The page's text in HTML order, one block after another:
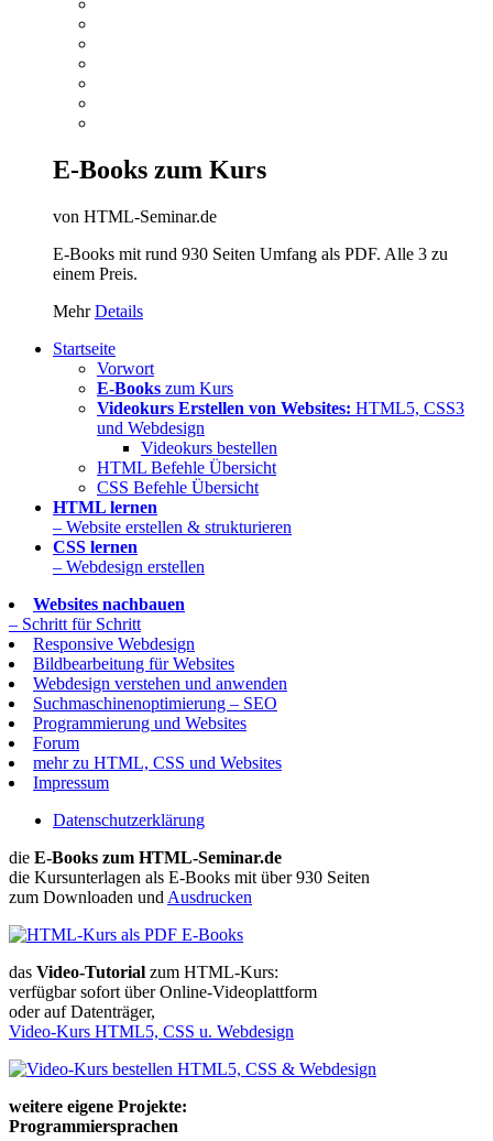
E-Books zum Kurs
von HTML-Seminar.de
E-Books mit rund 930 Seiten Umfang als PDF. Alle 3 zu
einem Preis.
MehrDetails
Startseite
Vorwort
E-Books zum Kurs
Videokurs Erstellen von Websites: HTML5, CSS3
und Webdesign
Videokurs bestellen
HTML Befehle Übersicht
CSS Befehle Übersicht
HTML lernen
– Website erstellen & strukturieren
CSS lernen
– Webdesign erstellen
Websites nachbauen
– Schritt für Schritt
Responsive Webdesign
Bildbearbeitung für Websites
Webdesign verstehen und anwenden
Suchmaschinenoptimierung – SEO
Programmierung und Websites
Forum
mehr zu HTML, CSS und Websites
Impressum
Datenschutzerklärung
die E-Books zum HTML-Seminar.de
die Kursunterlagen als E-Books mit über 930 Seiten
zum Downloaden und Ausdrucken
das Video-Tutorial zum HTML-Kurs:
verfügbar sofort über Online-Videoplattform
oder auf Datenträger,
Video-Kurs HTML5, CSS u. Webdesign
weitere eigene Projekte:
Programmiersprachen